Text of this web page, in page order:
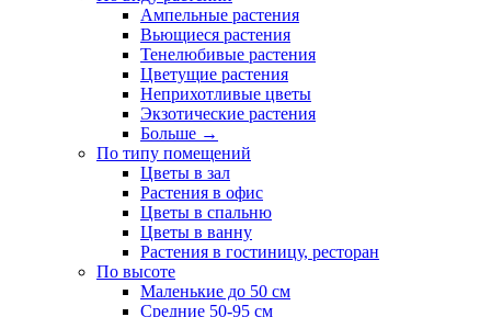
Ампельные растения
Вьющиеся растения
Тенелюбивые растения
Цветущие растения
Неприхотливые цветы
Экзотические растения
Больше →
По типу помещений
Цветы в зал
Растения в офис
Цветы в спальню
Цветы в ванну
Растения в гостиницу, ресторан
По высоте
Маленькие до 50 см
Средние 50-95 см